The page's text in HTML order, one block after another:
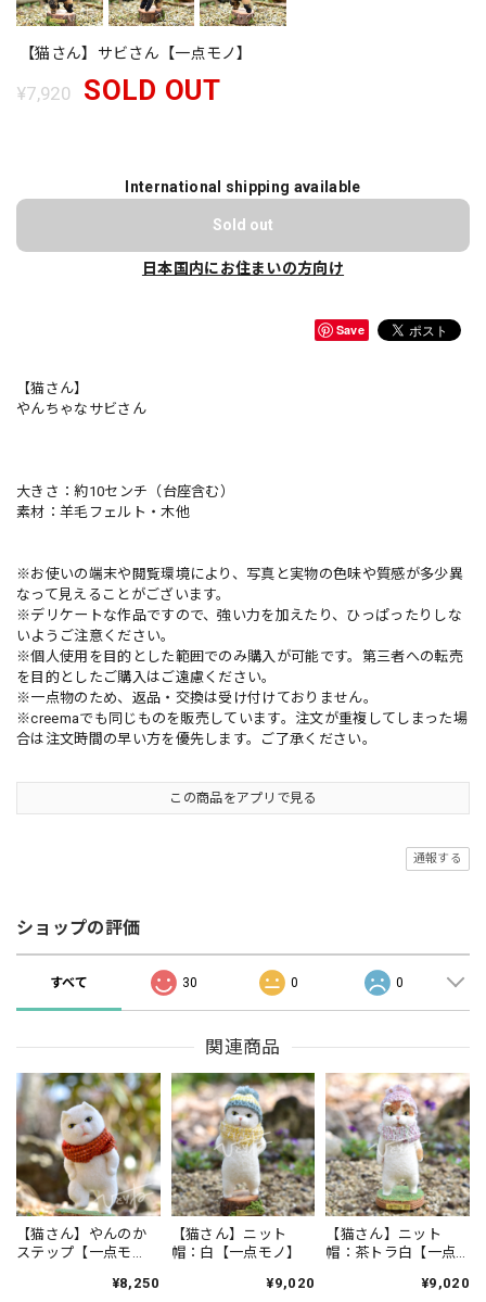
【猫さん】サビさん【一点モノ】
¥7,920 SOLD OUT
International shipping available
Sold out
日本国内にお住まいの方向け
Save
【猫さん】
やんちゃなサビさん
大きさ：約10センチ（台座含む）
素材：羊毛フェルト・木他
※お使いの端末や閲覧環境により、写真と実物の色味や質感が多少異
なって見えることがございます。
※デリケートな作品ですので、強い力を加えたり、ひっぱったりしな
いようご注意ください。
※個人使用を目的とした範囲でのみ購入が可能です。第三者への転売
を目的としたご購入はご遠慮ください。
※一点物のため、返品・交換は受け付けておりません。
※creemaでも同じものを販売しています。注文が重複してしまった場
合は注文時間の早い方を優先します。ご了承ください。
この商品をアプリで見る
通報する
ショップの評価
すべて 30 0 0
関連商品
【猫さん】やんのか
ステップ【一点モ
¥8,250
【猫さん】ニット
帽：白【一点モノ】
¥9,020
【猫さん】ニット
帽：茶トラ白【一点
¥9,020